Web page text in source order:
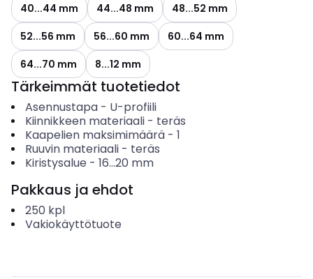
40...44 mm
44...48 mm
48...52 mm
52...56 mm
56...60 mm
60...64 mm
64...70 mm
8...12 mm
Tärkeimmät tuotetiedot
Asennustapa- U-profiili
Kiinnikkeen materiaali- teräs
Kaapelien maksimimäärä- 1
Ruuvin materiaali- teräs
Kiristysalue - 16...20 mm
Pakkaus ja ehdot
250 kpl
Vakiokäyttötuote